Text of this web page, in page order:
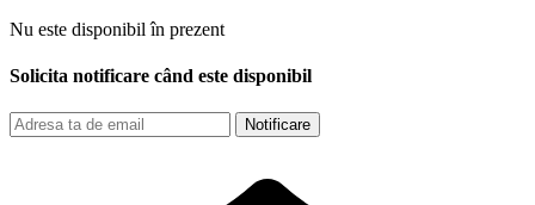
Nu este disponibil în prezent
Solicita notificare când este disponibil
Notificare